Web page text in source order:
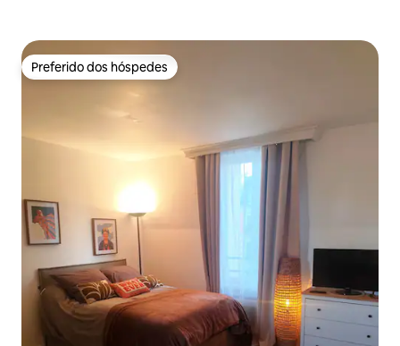
Preferido dos hóspedes
Preferido dos hóspedes